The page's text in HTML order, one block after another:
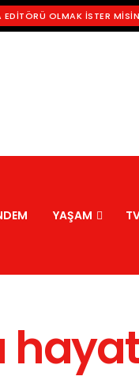
OLMAK İSTER
YAŞAM